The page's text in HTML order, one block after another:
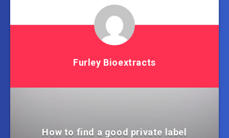
Furley Bioextracts
How to find a good private label